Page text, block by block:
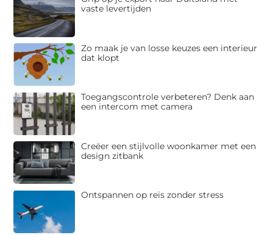
vaste levertijden
Zo maak je van losse keuzes een interieur
dat klopt
Toegangscontrole verbeteren? Denk aan
een intercom met camera
Creëer een stijlvolle woonkamer met een
design zitbank
Ontspannen op reis zonder stress